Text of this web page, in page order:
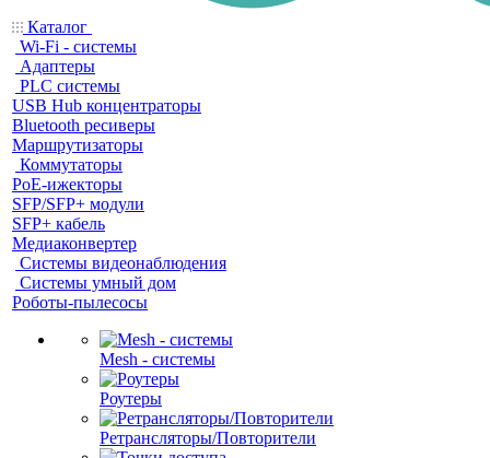
Каталог
Wi-Fi - системы
Адаптеры
PLC системы
USB Hub концентраторы
Bluetooth ресиверы
Маршрутизаторы
Коммутаторы
PoE-ижекторы
SFP/SFP+ модули
SFP+ кабель
Медиаконвертер
Системы видеонаблюдения
Системы умный дом
Роботы-пылесосы
Mesh - системы
Роутеры
Ретрансляторы/Повторители